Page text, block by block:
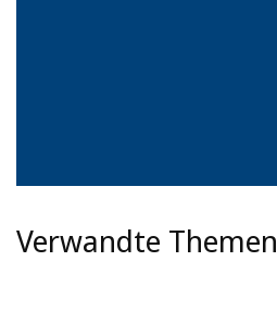
Verwandte Themen